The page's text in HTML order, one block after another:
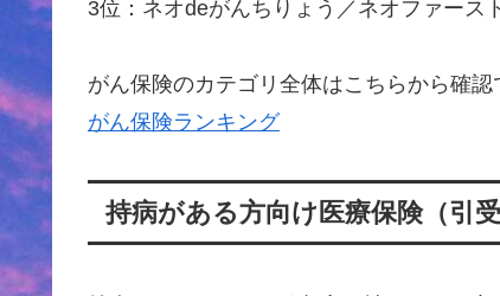
3位：ネオdeがんちりょう／ネオファース
がん保険のカテゴリ全体はこちらから確認
がん保険ランキング
持病がある方向け医療保険（引